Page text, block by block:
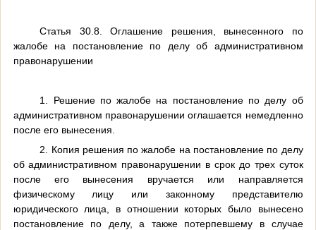
Статья 30.8. Оглашение решения, вынесенного по
жалобе на постановление по делу об административном
правонарушении
1. Решение по жалобе на постановление по делу об
административном правонарушении оглашается немедленно
после его вынесения.
2. Копия решения по жалобе на постановление по делу
об административном правонарушении в срок до трех суток
после его вынесения вручается или направляется
физическому лицу или законному представителю
юридического лица, в отношении которых было вынесено
постановление по делу, а также потерпевшему в случае